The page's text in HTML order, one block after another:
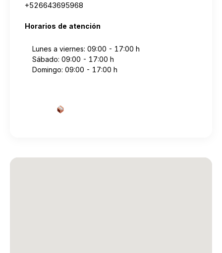
+526643695968
Horarios de atención
Lunes a viernes: 09:00 - 17:00 h
Sábado: 09:00 - 17:00 h
Domingo: 09:00 - 17:00 h